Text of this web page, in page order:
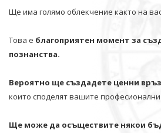
Ще има голямо облекчение както на
Това е благоприятен момент за
познанства.
Вероятно ще създадете ценни
които споделят вашите
Ще може да осъществите някои